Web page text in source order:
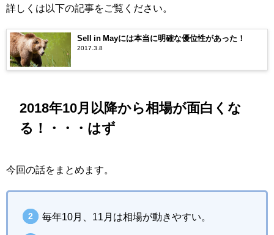
詳しくは以下の記事をご覧ください。
Sell in Mayには本当に明確な優位性があった！
2017.3.8
2018年10月以降から相場が面白くな
る！・・・はず
今回の話をまとめます。
毎年10月、11月は相場が動きやすい。